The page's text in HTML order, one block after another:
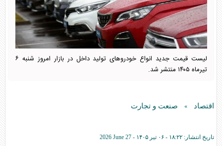
لیست قیمت جدید انواع خودرو‌های تولید داخل در بازار امروز شنبه ۶
تیرماه ۱۴۰۵ منتشر شد.
اقتصاد » صنعت و تجارت
تاریخ انتشار: ۱۸:۲۲ - ۰۶ تير ۱۴۰۵ -
2026 June 27